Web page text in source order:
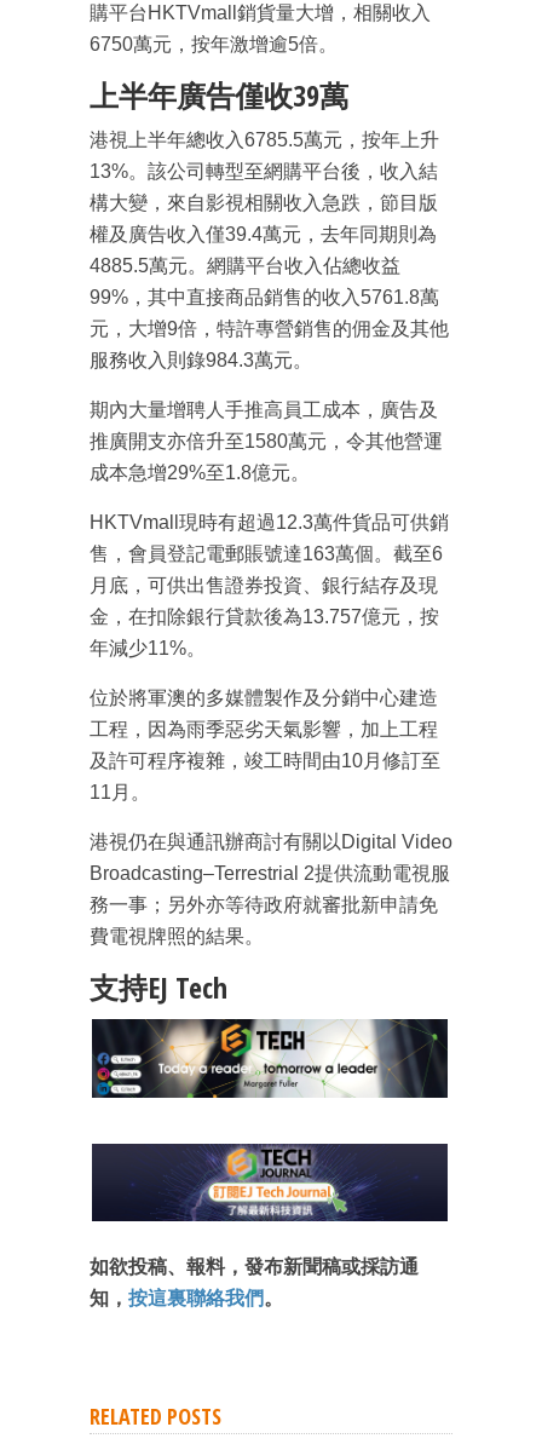
購平台HKTVmall銷貨量大增，相關收入
6750萬元，按年激增逾5倍。
上半年廣告僅收39萬
港視上半年總收入6785.5萬元，按年上升
13%。該公司轉型至網購平台後，收入結
構大變，來自影視相關收入急跌，節目版
權及廣告收入僅39.4萬元，去年同期則為
4885.5萬元。網購平台收入佔總收益
99%，其中直接商品銷售的收入5761.8萬
元，大增9倍，特許專營銷售的佣金及其他
服務收入則錄984.3萬元。
期內大量增聘人手推高員工成本，廣告及
推廣開支亦倍升至1580萬元，令其他營運
成本急增29%至1.8億元。
HKTVmall現時有超過12.3萬件貨品可供銷
售，會員登記電郵賬號達163萬個。截至6
月底，可供出售證券投資、銀行結存及現
金，在扣除銀行貸款後為13.757億元，按
年減少11%。
位於將軍澳的多媒體製作及分銷中心建造
工程，因為雨季惡劣天氣影響，加上工程
及許可程序複雜，竣工時間由10月修訂至
11月。
港視仍在與通訊辦商討有關以Digital Video
Broadcasting–Terrestrial 2提供流動電視服
務一事；另外亦等待政府就審批新申請免
費電視牌照的結果。
支持EJ Tech
如欲投稿、報料，發布新聞稿或採訪通
知， 按這裏聯絡我們。
RELATED POSTS
最新資訊（附創業懶人包）
箱！